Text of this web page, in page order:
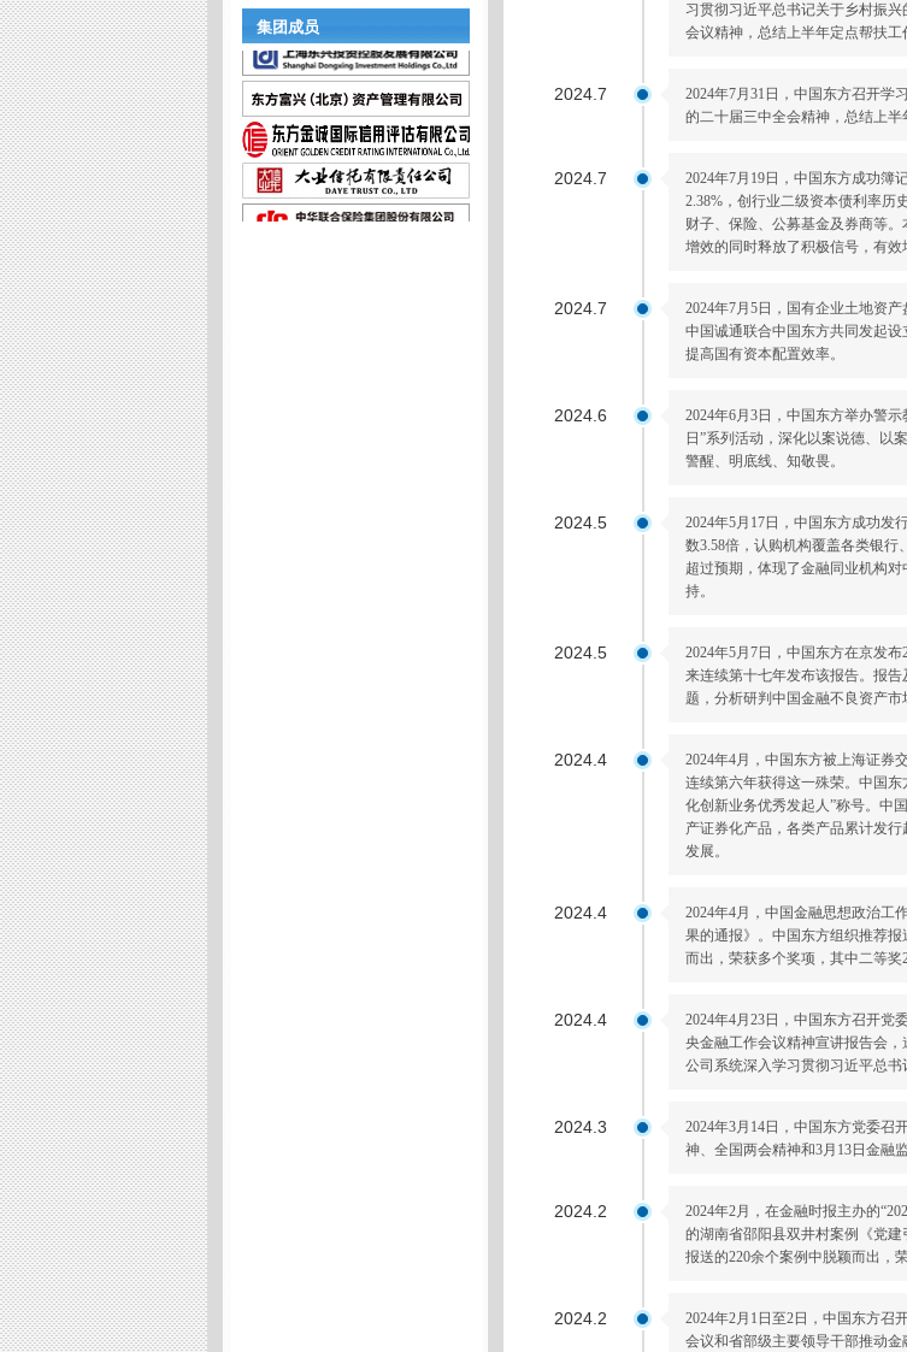
集团成员
习贯彻习近平总书记关于乡村振
会议精神，总结上半年定点帮扶工
2024.7
2024年7月31日，中国东方召开学
的二十届三中全会精神，总结上半
2024.7
2024年7月19日，中国东方成功簿
2.38%，创行业二级资本债利率历
财子、保险、公募基金及券商等
增效的同时释放了积极信号，有效
2024.7
2024年7月5日，国有企业土地资
中国诚通联合中国东方共同发起设
提高国有资本配置效率。
2024.6
2024年6月3日，中国东方举办警
日”系列活动，深化以案说德、以
警醒、明底线、知敬畏。
2024.5
2024年5月17日，中国东方成功发
数3.58倍，认购机构覆盖各类银
超过预期，体现了金融同业机构
持。
2024.5
2024年5月7日，中国东方在京发
来连续第十七年发布该报告。报
题，分析研判中国金融不良资产
2024.4
2024年4月，中国东方被上海证券
连续第六年获得这一殊荣。中国东
化创新业务优秀发起人”称号。中
产证券化产品，各类产品累计发
发展。
2024.4
2024年4月，中国金融思想政治工
果的通报》。中国东方组织推荐
而出，荣获多个奖项，其中二等奖
2024.4
2024年4月23日，中国东方召开党
央金融工作会议精神宣讲报告会
公司系统深入学习贯彻习近平总书
2024.3
2024年3月14日，中国东方党委召
神、全国两会精神和3月13日金融
2024.2
2024年2月，在金融时报主办的
的湖南省邵阳县双井村案例《党
报送的220余个案例中脱颖而出，
2024.2
2024年2月1日至2日，中国东方召
会议和省部级主要领导干部推动